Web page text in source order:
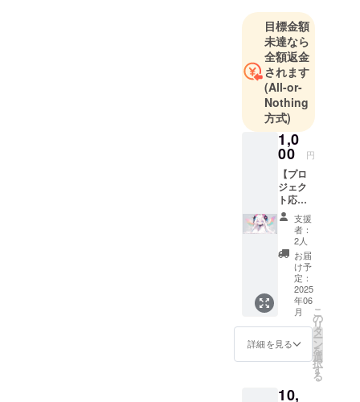
面、技術面
等で支援し
てくれる方
募集中。
目標金額
未達なら
全額返金
されます
(All-or-
Nothing
方式)
1,0
00 円
【プロ
ジェク
ト応援
コー
ス】
1,000円
内容: 創
設者か
らの心
を込め
た感謝
メッ
セージ
（メー
ルにて
送付）
ジェク
支援
者：
2人
お届
け予
定：
2025
年06
月
詳細を見る
こ
の
リ
タ
ー
ン
を
選
択
す
る
10,